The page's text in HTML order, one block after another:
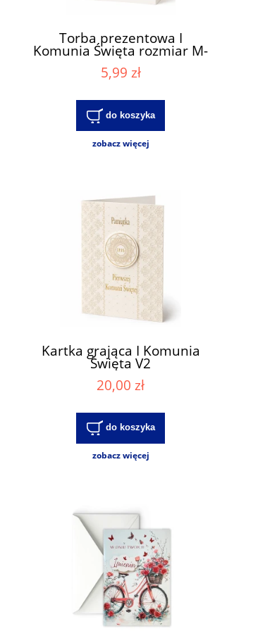
Torba prezentowa I
Komunia Święta rozmiar M-
(TKS-2 V4)
5,99 zł
do koszyka
zobacz więcej
Kartka grająca I Komunia
Święta V2
20,00 zł
do koszyka
zobacz więcej